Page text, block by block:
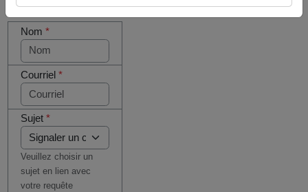
Votre message
Nom*
Courriel*
Sujet*
Veuillez choisir un
sujet en lien avec
votre requête
cette case
si vous
êtes un
humain en
métal
(obligatoire)